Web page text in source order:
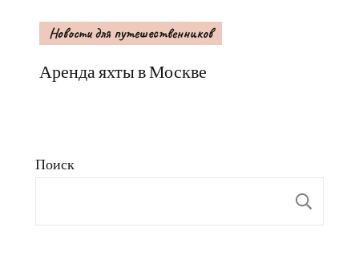
Новости для путешественников
Аренда яхты в Москве
Поиск